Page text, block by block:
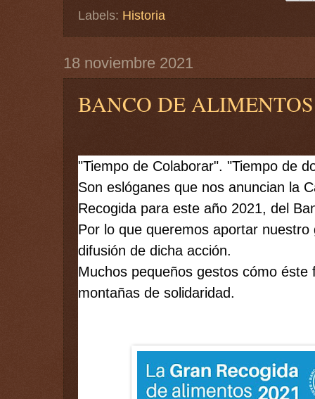
Labels: Historia
18 noviembre 2021
BANCO DE ALIMENTOS
"Tiempo de Colaborar". "Tiempo de
Son eslóganes que nos anuncian la
Recogida para este año 2021, del
Por lo que queremos aportar
difusión de dicha acción.
Muchos pequeños gestos cómo éste
montañas de solidaridad.